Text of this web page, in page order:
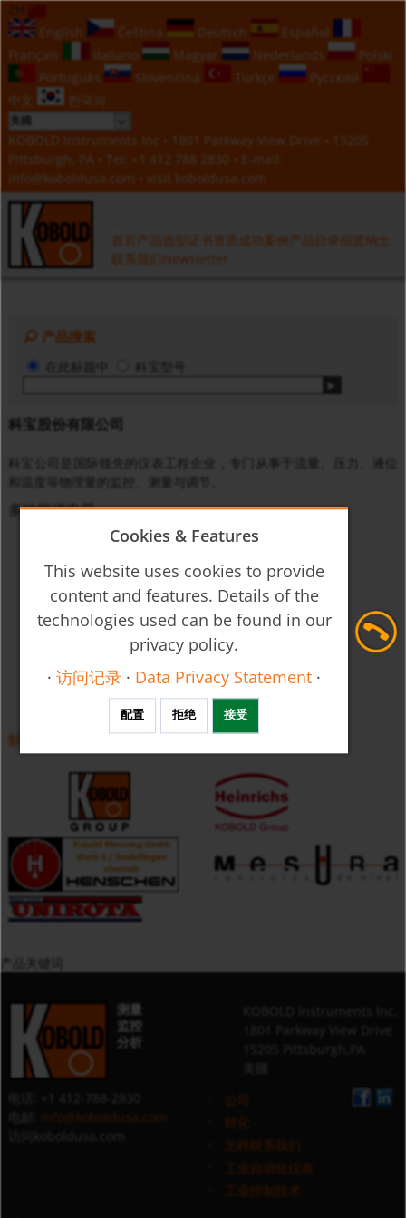
English
Čeština Deutsch
Español
Français
Italiano Magyar Nederlands
Polski
Português
Slovenčina Türkçe
Русский
中文
한국의
KOBOLD Instruments Inc • 1801 Parkway View Drive • 15205
Pittsburgh, PA • Tel:
+1 412 788 2830 • E-mail:
info@koboldusa.com • visit koboldusa.com
首页 产品选型 证书资质 成功案例 产品目录 招贤纳士
联系我们 Newsletter
产品搜索
在此标题中 科宝型号
科宝股份有限公司
科宝公司是国际领先的仪表工程企业，专门从事于流量、压力、液位
和温度等物理量的监控、测量与调节。
多功能继电器
触电保护继电器 MSR
测量
监控
分析
info@koboldusa.com
转化
怎样联系我们
工业自动化仪表
工业控制技术
Cookies & Features
This website uses cookies to provide
content and features. Details of the
technologies used can be found in our
privacy policy.
·访问记录 · Data Privacy Statement ·
配置 拒绝 接受